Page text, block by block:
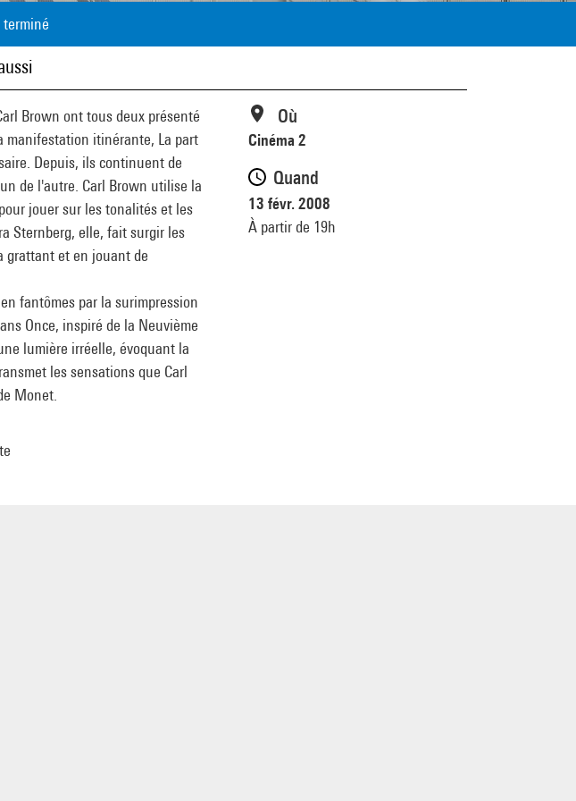
terminé
Brown ont tous deux présenté
manifestation itinérante, La part
Depuis, ils continuent de
de l'autre. Carl Brown utilise la
jouer sur les tonalités et les
Sternberg, elle, fait surgir les
grattant et en jouant de
fantômes par la surimpression
Once, inspiré de la Neuvième
lumière irréelle, évoquant la
les sensations que Carl
Monet.
Où
Cinéma 2
Quand
13 févr. 2008
À partir de 19h